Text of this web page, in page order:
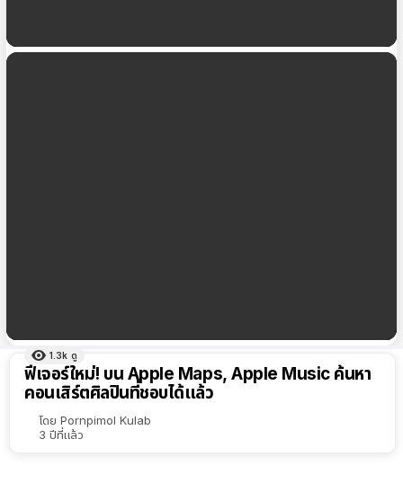
ผลลัพธ์
ทั้งหมด
เรียง
ตาม
1.3k ดู
ฟีเจอร์ใหม่! บน Apple Maps, Apple Music ค้นหา
คอนเสิร์ตศิลปินที่ชอบได้แล้ว
โดย Pornpimol Kulab
3 ปีที่แล้ว